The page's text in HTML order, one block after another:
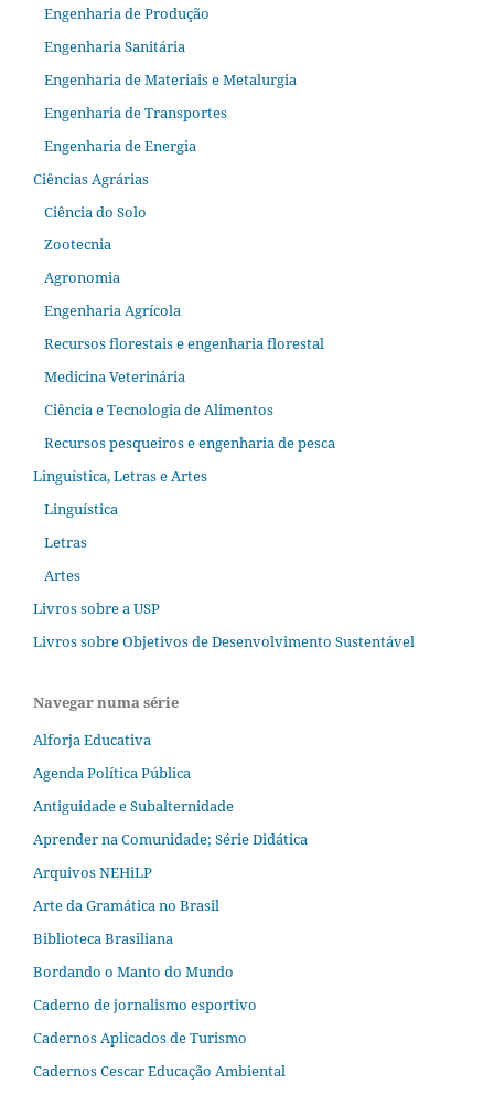
Engenharia de Produção
Engenharia Sanitária
Engenharia de Materiais e Metalurgia
Engenharia de Transportes
Engenharia de Energia
Ciências Agrárias
Ciência do Solo
Zootecnia
Agronomia
Engenharia Agrícola
Recursos florestais e engenharia florestal
Medicina Veterinária
Ciência e Tecnologia de Alimentos
Recursos pesqueiros e engenharia de pesca
Linguística, Letras e Artes
Linguística
Letras
Artes
Livros sobre a USP
Livros sobre Objetivos de Desenvolvimento Sustentável
Navegar numa série
Alforja Educativa
Agenda Política Pública
Antiguidade e Subalternidade
Aprender na Comunidade; Série Didática
Arquivos NEHiLP
Arte da Gramática no Brasil
Biblioteca Brasiliana
Bordando o Manto do Mundo
Caderno de jornalismo esportivo
Cadernos Aplicados de Turismo
Cadernos Cescar Educação Ambiental